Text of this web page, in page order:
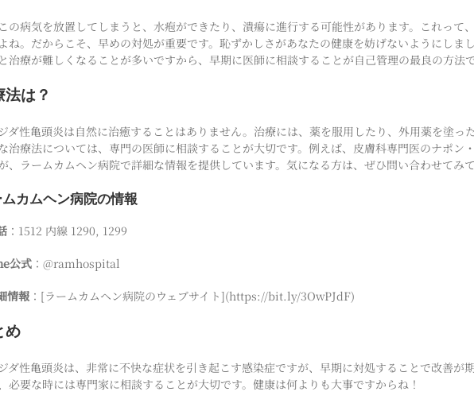
の病気を放置してしまうと、水疱ができたり、潰瘍に進行する可能性があります。これって
ね。だからこそ、早めの対処が重要です。恥ずかしさがあなたの健康を妨げないようにしま
治療が難しくなることが多いですから、早期に医師に相談することが自己管理の最良の方法
法は？
ダ性亀頭炎は自然に治癒することはありません。治療には、薬を服用したり、外用薬を塗っ
治療法については、専門の医師に相談することが大切です。例えば、皮膚科専門医のナポン
、ラームカムヘン病院で詳細な情報を提供しています。気になる方は、ぜひ問い合わせてみ
ムカムヘン病院の情報
：1512 内線 1290, 1299
公式：@ramhospital
情報：[ラームカムヘン病院のウェブサイト](https://bit.ly/3OwPJdF)
め
ダ性亀頭炎は、非常に不快な症状を引き起こす感染症ですが、早期に対処することで改善が
必要な時には専門家に相談することが大切です。健康は何よりも大事ですからね！